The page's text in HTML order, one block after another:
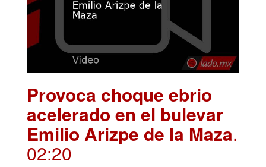
Provoca choque ebrio
acelerado en el bulevar
Emilio Arizpe de la Maza.
02:20